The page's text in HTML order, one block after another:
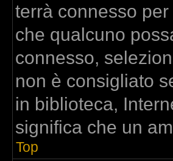
terrà connesso
che qualcuno
connesso,
non è consigliato
in biblioteca,
significa che un
Top